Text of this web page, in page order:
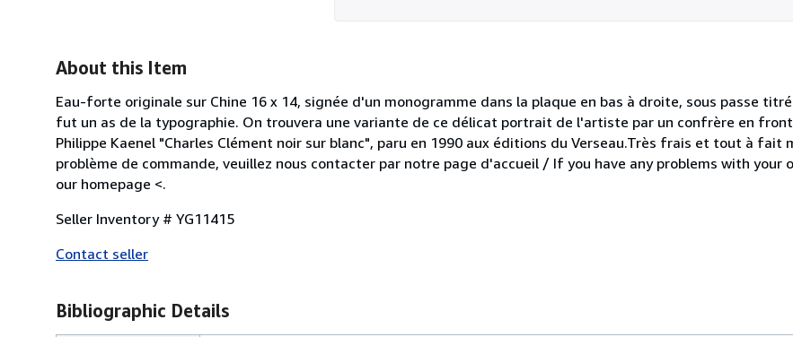
About this Item
Eau-forte originale sur Chine 16 x 14, signée d'un monogramme dans la plaque en bas à droite, sous passe
fut un as de la typographie. On trouvera une variante de ce délicat portrait de l'artiste par un confrère en
Philippe Kaenel "Charles Clément noir sur blanc", paru en 1990 aux éditions du Verseau.Très frais et tout à fait
problème de commande, veuillez nous contacter par notre page d'accueil / If you have any problems with your
our homepage <.
Seller Inventory # YG11415
Contact seller
Bibliographic Details